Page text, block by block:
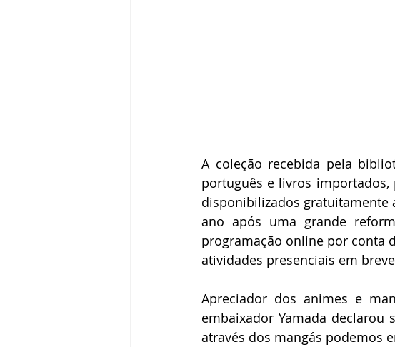
A coleção recebida pela
português e livros
disponibilizados gratuitamente
ano após uma grande
programação online por conta
atividades presenciais em
Apreciador dos animes e
embaixador Yamada declarou
através dos mangás podemos